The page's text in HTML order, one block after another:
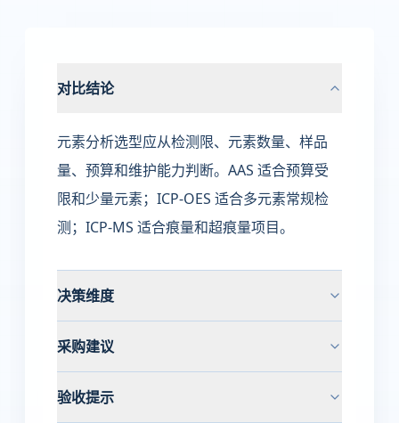
对比结论
元素分析选型应从检测限、元素数量、样品
量、预算和维护能力判断。AAS 适合预算受
限和少量元素；ICP-OES 适合多元素常规检
测；ICP-MS 适合痕量和超痕量项目。
决策维度
采购建议
验收提示